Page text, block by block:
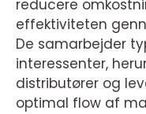
reducere
effektiviteten
De samarbejder
interessenter,
distributører og
optimal flow af